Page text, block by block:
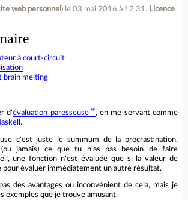
web personnel ) le 03 mai 2016 à 12:31 . Licence
à court-circuit
brain melting
d'évaluation paresseuse
, en me servant comme
.
c'est juste le summum de la procrastination,
jamais) ce que tu n'as pas besoin de faire
une fonction n'est évaluée que si la valeur de
pour évaluer immédiatement un autre résultat.
des avantages ou inconvénient de cela, mais je
exemples que je trouve amusant.